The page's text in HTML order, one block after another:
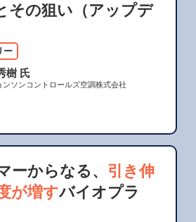
その狙い（アップデ
ー
樹 氏
ンソンコントロールズ空調株式会社
ーからなる、 引き伸
が増すバイオプラ